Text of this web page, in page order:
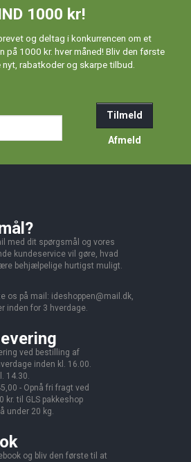
1000 kr!
og deltag i konkurrencen om et
på 1000 kr. hver måned! Bliv den første
rabatkoder og skarpe tilbud.
Tilmeld
Afmeld
med dit spørgsmål og vores
kundeservice vil gøre, hvad
behjælpelige hurtigst muligt.
os på mail: ideshoppen@mail.dk,
inden for 3 hverdage.
ved bestilling af
inden kl. 16.00.
14.30.
- Opnå fri fragt ved
kr. til GLS pakkeshop
under 20 kg.
og bliv den første til at